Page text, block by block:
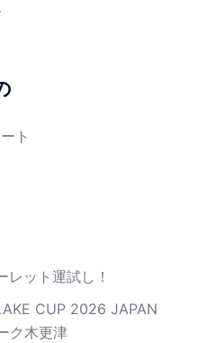
ト
レット運試し！
CUP 2026 JAPAN
ク木更津